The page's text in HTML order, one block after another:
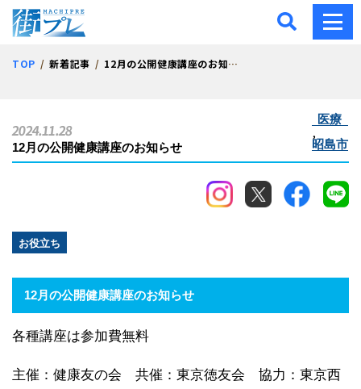
街プレ -東京・西多摩の
TOP 新着記事 12月の公開健康講座のお知らせ
12月の公開健康講座のお知らせ
お役立ち
2024.11.28
医療
,
昭島市
12月の公開健康講座のお知らせ
各種講座は参加費無料
主催：健康友の会 共催：東京徳友会 協力：東京西